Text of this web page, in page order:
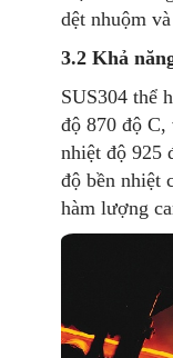
dệt nhuộm
3.2 Khả
SUS304 thể
độ 870 độ C,
nhiệt độ 925
độ bền nhiệt
hàm lượng